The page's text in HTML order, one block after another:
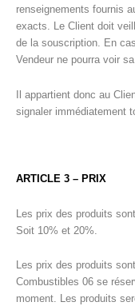
renseignements fournis
exacts. Le Client doit
de la souscription. En
Vendeur ne pourra voir
Il appartient donc au
signaler immédiatement
ARTICLE 3 – PRIX
Les prix des produits
Soit 10% et 20%.
Les prix des produits
Combustibles 06 se
moment. Les produits